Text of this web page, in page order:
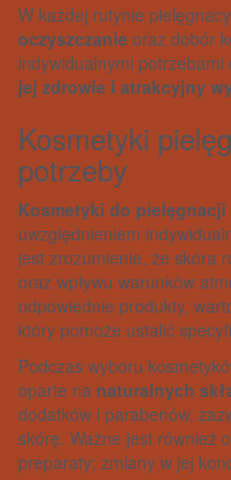
W każdej rutynie
oczyszczanie oraz dobór
indywidualnymi potrzebami
jej zdrowie i atrakcyjny
Kosmetyki
potrzeby
Kosmetyki do pielęgnacji
uwzględnieniem
jest zrozumienie, że skóra
oraz wpływu warunków
odpowiednie produkty,
który pomoże ustalić
Podczas wyboru
oparte na naturalnych
dodatków i parabenów,
skórę. Ważne jest również
preparaty; zmiany w jej